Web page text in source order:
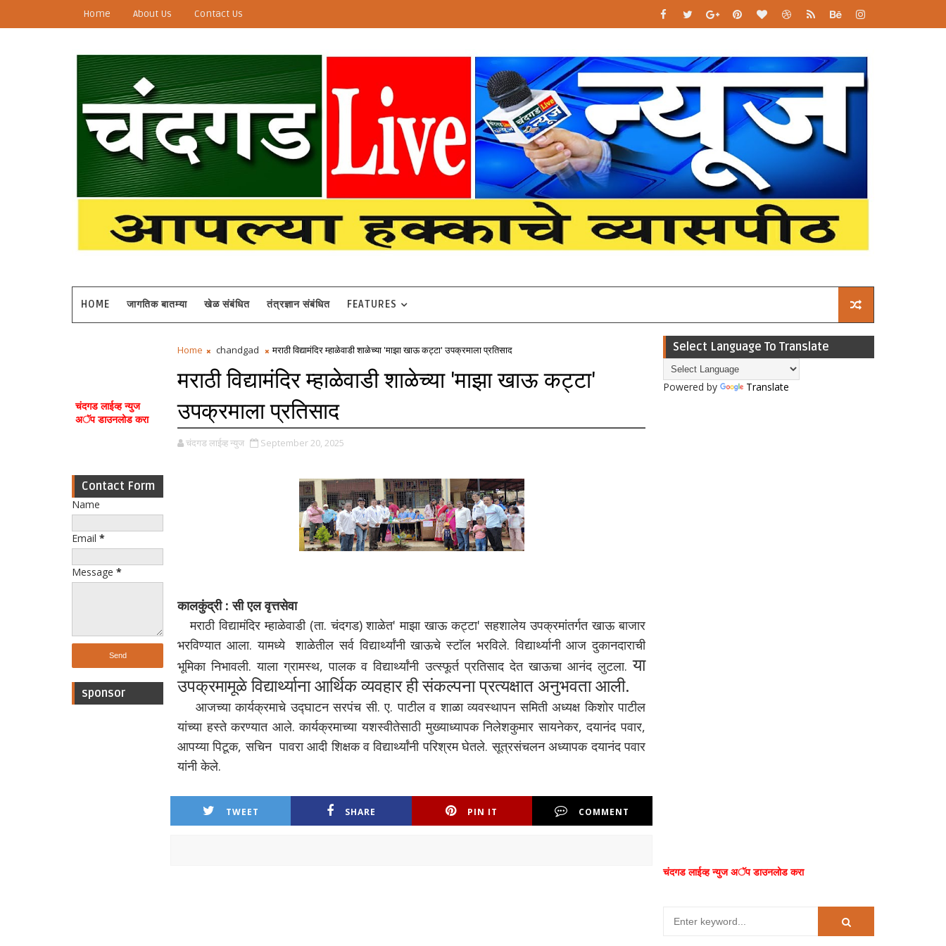
Home About Us Contact Us
HOME जागतिक बातम्या खेळ संबंधित तंत्रज्ञान संबंधित FEATURES
चंदगड लाईव्ह न्युज
अॅप डाउनलोड करा
Contact Form
Name
Email *
Message *
sponsor
Home chandgad मराठी विद्यामंदिर म्हाळेवाडी शाळेच्या 'माझा खाऊ कट्टा' उपक्रमाला प्रतिसाद
मराठी विद्यामंदिर म्हाळेवाडी शाळेच्या 'माझा खाऊ कट्टा'
उपक्रमाला प्रतिसाद
चंदगड लाईव्ह न्युज September 20, 2025
कालकुंद्री : सी एल वृत्तसेवा
मराठी विद्यामंदिर म्हाळेवाडी (ता. चंदगड) शाळेत' माझा खाऊ कट्टा' सहशालेय उपक्रमांतर्गत खाऊ बाजार
भरविण्यात आला. यामध्ये शाळेतील सर्व विद्यार्थ्यांनी खाऊचे स्टाॅल भरविले. विद्यार्थ्यानी आज दुकानदाराची
भूमिका निभावली. याला ग्रामस्थ, पालक व विद्यार्थ्यांनी उत्स्फूर्त प्रतिसाद देत खाऊचा आनंद लुटला.या
उपक्रमामूळे विद्यार्थ्याना आर्थिक व्यवहार ही संकल्पना प्रत्यक्षात अनुभवता आली.
आजच्या कार्यक्रमाचे उद्घाटन सरपंच सी. ए. पाटील व शाळा व्यवस्थापन समिती अध्यक्ष किशोर पाटील
यांच्या हस्ते करण्यात आले. कार्यक्रमाच्या यशस्वीतेसाठी मुख्याध्यापक निलेशकुमार सायनेकर, दयानंद पवार,
आपय्या पिटूक, सचिन पावरा आदी शिक्षक व विद्यार्थ्यांनी परिश्रम घेतले. सूत्रसंचलन अध्यापक दयानंद पवार
यांनी केले.
TWEET SHARE PIN IT COMMENT
Select Language To Translate
Powered by Translate
चंदगड लाईव्ह न्युज अॅप डाउनलोड करा